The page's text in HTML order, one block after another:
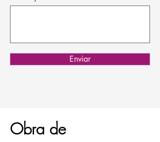
Enviar
Obra de